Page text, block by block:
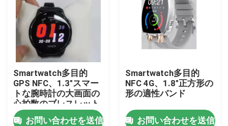
わたしたち に つい て
工場 ツアー
品質管理
連絡 ください
Smartwatch多目的
GPS NFC、1.3"スマー
トな腕時計の大画面の
心拍数のブレスレット
お問い合わせを送信
Smartwatch多目的
NFC 4G、1.8"正方形の
形の適性バンド
お問い合わせを送信